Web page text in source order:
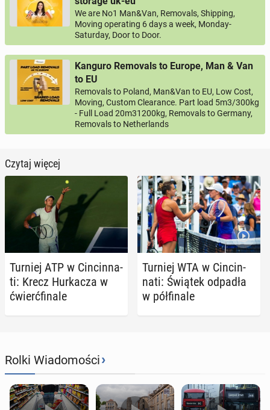
We are No1 Man&Van, Removals, Shipping,
Moving operating 6 days a week, Monday-
Saturday, Door to Door.
Kanguro Removals to Europe, Man & Van
to EU
Removals to Poland, Man&Van to EU, Low Cost,
Moving, Custom Clearance. Part load 5m3/300kg
- Full Load 20m31200kg, Removals to Germany,
Removals to Netherlands
Czytaj więcej
Turniej ATP w Cin­cin­na­
ti: Krecz Hur­ka­cza w
ćwierć­fi­na­le
Turniej WTA w Cin­cin­
na­ti: Świątek odpadła
w pół­fi­na­le
Rolki Wiadomości›